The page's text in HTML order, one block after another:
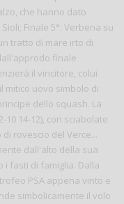
che hanno dato
Finale 5°: Verbena su
tratto di mare irto di
finale
il vincitore, colui
mitico uovo simbolo di
dello squash. La
14-12), con sciabolate
rovescio del Verce...
dall'alto della sua
i fasti di famiglia. Dalla
PSA appena vinto e
simbolicamente il volo